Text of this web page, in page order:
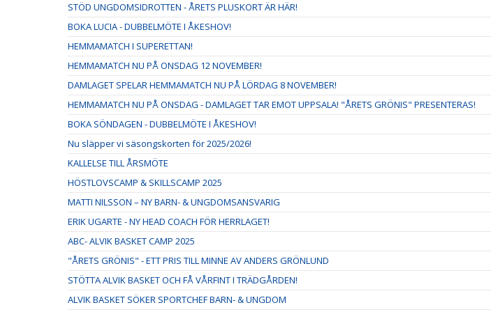
STÖD UNGDOMSIDROTTEN - ÅRETS PLUSKORT ÄR HÄR!
BOKA LUCIA - DUBBELMÖTE I ÅKESHOV!
HEMMAMATCH I SUPERETTAN!
HEMMAMATCH NU PÅ ONSDAG 12 NOVEMBER!
DAMLAGET SPELAR HEMMAMATCH NU PÅ LÖRDAG 8 NOVEMBER!
HEMMAMATCH NU PÅ ONSDAG - DAMLAGET TAR EMOT UPPSALA! "ÅRETS GRÖNIS" PRESENTERAS!
BOKA SÖNDAGEN - DUBBELMÖTE I ÅKESHOV!
Nu släpper vi säsongskorten för 2025/2026!
KALLELSE TILL ÅRSMÖTE
HÖSTLOVSCAMP & SKILLSCAMP 2025
MATTI NILSSON – NY BARN- & UNGDOMSANSVARIG
ERIK UGARTE - NY HEAD COACH FÖR HERRLAGET!
ABC- ALVIK BASKET CAMP 2025
"ÅRETS GRÖNIS" - ETT PRIS TILL MINNE AV ANDERS GRÖNLUND
STÖTTA ALVIK BASKET OCH FÅ VÅRFINT I TRÄDGÅRDEN!
ALVIK BASKET SÖKER SPORTCHEF BARN- & UNGDOM